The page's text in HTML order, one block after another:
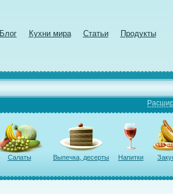
Блог Кухни мира Статьи Продукты
Салаты Выпечка, десерты Напитки